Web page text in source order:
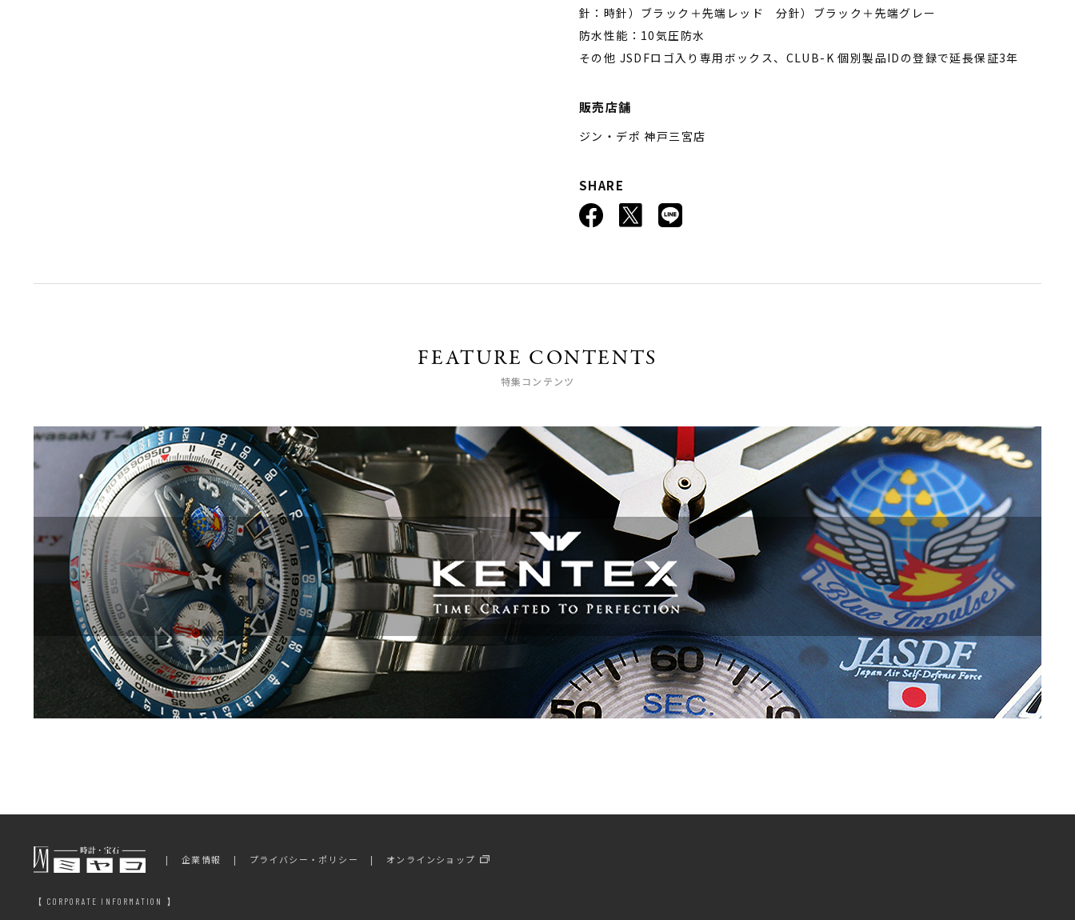
針：時針）ブラック＋先端レッド 分針）ブラック＋先端グレー
防水性能：10気圧防水
その他 JSDFロゴ入り専用ボックス、CLUB-K 個別製品IDの登録で延長保証3年
販売店舗
ジン・デポ 神戸三宮店
SHARE
FEATURE CONTENTS
特集コンテンツ
企業情報 プライバシー・ポリシー オンラインショップ
【 CORPORATE INFORMATION 】